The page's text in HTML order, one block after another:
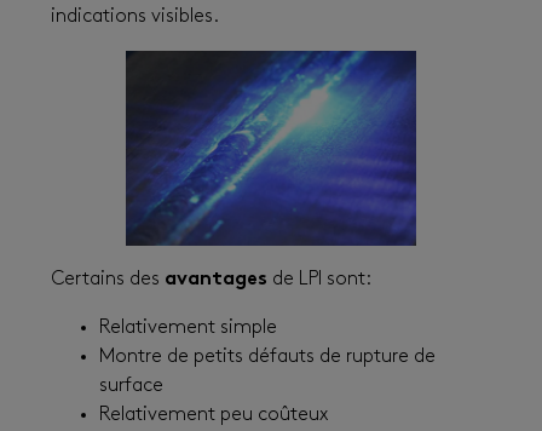
indications visibles.
Certains des avantages de LPI sont:
Relativement simple
Montre de petits défauts de rupture de
surface
Relativement peu coûteux